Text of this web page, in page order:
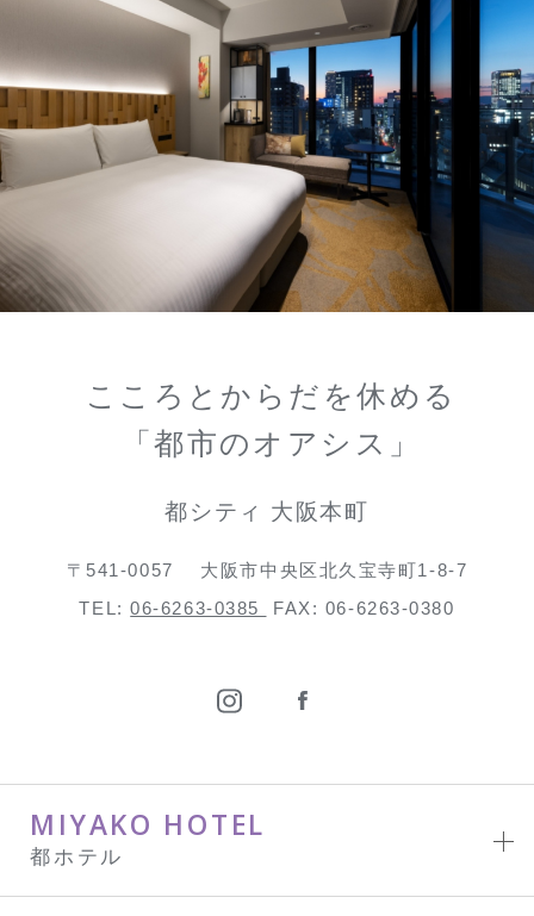
こころとからだを休める
「都市のオアシス」
都シティ 大阪本町
〒541-0057
大阪市中央区北久宝寺町1-8-7
TEL:06-6263-0385 FAX: 06-6263-0380
MIYAKO HOTEL
都ホテル